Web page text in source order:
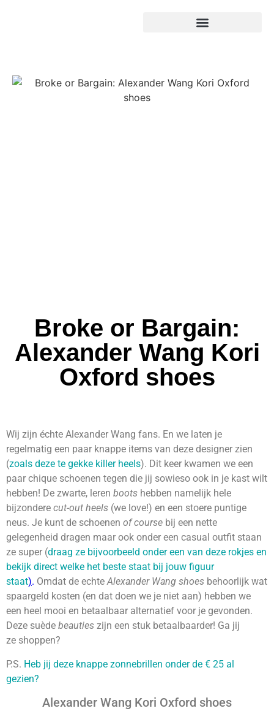
Broke or Bargain:
Alexander Wang Kori
Oxford shoes
Wij zijn échte Alexander Wang fans. En we laten je
regelmatig een paar knappe items van deze designer zien
(zoals deze te gekke killer heels). Dit keer kwamen we een
paar chique schoenen tegen die jij sowieso ook in je kast wilt
hebben! De zwarte, leren boots hebben namelijk hele
bijzondere cut-out heels (we love!) en een stoere puntige
neus. Je kunt de schoenen of course bij een nette
gelegenheid dragen maar ook onder een casual outfit staan
ze super (draag ze bijvoorbeeld onder een van deze rokjes en
bekijk direct welke het beste staat bij jouw figuur
staat). Omdat de echteAlexander Wang shoes behoorlijk wat
spaargeld kosten (en dat doen we je niet aan) hebben we
een heel mooi en betaalbaar alternatief voor je gevonden.
Deze suède beauties zijn een stuk betaalbaarder! Ga jij
ze shoppen?
P.S. Heb jij deze knappe zonnebrillen onder de € 25 al
gezien?
Alexander Wang Kori Oxford shoes